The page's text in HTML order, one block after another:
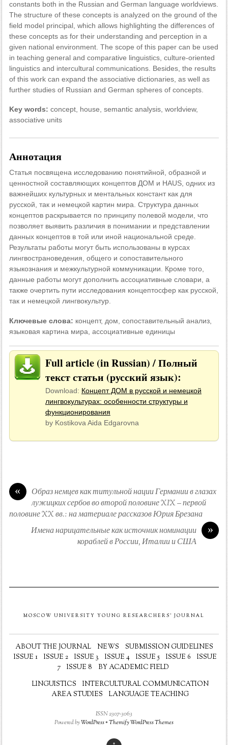
constants both in the Russian and German language worldviews.
The structure of these concepts is analyzed on the ground of the
field model principal, which allows highlighting the differences of
these concepts as for their understanding and perception in a
given national environment. The scope of this paper can be used
in teaching general and comparative linguistics, culture-oriented
linguistics and intercultural communications. Besides, the results
of this work can expand the associative dictionaries, as well as
further studies of Russian and German spheres of concepts.
Key words: concept, house, semantic analysis, worldview,
associative units
Аннотация
Статья посвящена исследованию понятийной, образной и
ценностной составляющих концептов ДОМ и HAUS, одних из
важнейших культурных и ментальных констант как для
русской, так и немецкой картин мира. Структура данных
концептов раскрывается по принципу полевой модели, что
позволяет выявить различия в понимании и представлении
данных концептов в той или иной национальной среде.
Результаты работы могут быть использованы в курсах
лингвострановедения, общего и сопоставительного
языкознания и межкультурной коммуникации. Кроме того,
данные работы могут дополнить ассоциативные словари, а
также очертить пути исследования концептосфер как русской,
так и немецкой лингвокультур.
Ключевые слова: концепт, дом, сопоставительный анализ,
языковая картина мира, ассоциативные единицы
Full article (in Russian) / Полный
текст статьи (русский язык):
Download: Концепт ДОМ в русской и немецкой
лингвокультурах: особенности структуры и
функционирования
by Kostikova Aida Edgarovna
«
Образ немцев как титульной нации Германии в глазах
лужицких сербов во второй половине XIX – первой
половине XX вв.: на материале рассказов Юрия Брезана
»
Имена нарицательные как источник номинации
кораблей в России, Италии и США
MOSCOW UNIVERSITY YOUNG RESEARCHERS' JOURNAL
ABOUT THE JOURNAL NEWS
SUBMISSION GUIDELINES
ISSUE 1
ISSUE 2 ISSUE 3 ISSUE 4 ISSUE 5 ISSUE 6
ISSUE
7
ISSUE 8
BY ACADEMIC FIELD
LINGUISTICS
INTERCULTURAL COMMUNICATION
AREA STUDIES
LANGUAGE TEACHING
ISSN 2307-3063
Powered byWordPress•Themify WordPress Themes